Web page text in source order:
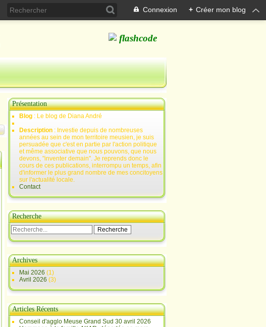
Connexion + Créer mon blog
Présentation
Blog : Le blog de Diana André
Description : Investie depuis de nombreuses
années au sein de mon territoire meusien, je suis
persuadée que c'est en partie par l'action politique
et même associative que nous pouvons, que nous
devons, "inventer demain". Je reprends donc le
cours de ces publications, interrompu un temps, afin
d'informer le plus grand nombre de mes concitoyens
sur l'actualité locale.
Contact
Recherche
Archives
Mai 2026 (1)
Avril 2026 (3)
Articles Récents
Conseil d'agglo Meuse Grand Sud 30 avril 2026